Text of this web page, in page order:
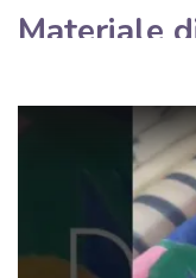
Materiale
naturală
creativ
Cauți un material
atingere și extrem de
piatra de temelie a
oferim o lume plină
stilului clasic, dar și ai